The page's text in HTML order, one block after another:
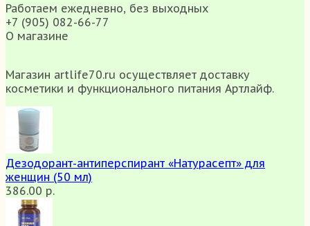
Работаем ежедневно, без выходных
+7 (905) 082-66-77
О магазине
Магазин artlife70.ru осуществляет доставку
косметики и функционального питания Артлайф.
Дезодорант-антиперспирант «Натурасепт» для
женщин (50 мл)
386.00 р.